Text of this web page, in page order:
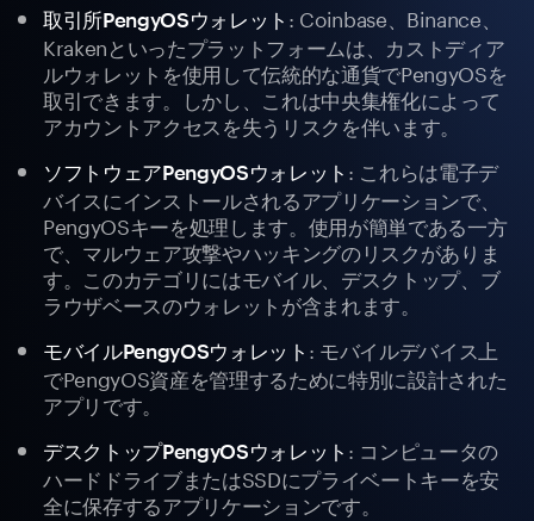
取引所PengyOSウォレット : Coinbase、Binance、
Krakenといったプラットフォームは、カストディア
ルウォレットを使用して伝統的な通貨でPengyOSを
取引できます。しかし、これは中央集権化によって
アカウントアクセスを失うリスクを伴います。
ソフトウェアPengyOSウォレット : これらは電子デ
バイスにインストールされるアプリケーションで、
PengyOSキーを処理します。使用が簡単である一方
で、マルウェア攻撃やハッキングのリスクがありま
す。このカテゴリにはモバイル、デスクトップ、ブ
ラウザベースのウォレットが含まれます。
モバイルPengyOSウォレット : モバイルデバイス上
でPengyOS資産を管理するために特別に設計された
アプリです。
デスクトップPengyOSウォレット : コンピュータの
ハードドライブまたはSSDにプライベートキーを安
全に保存するアプリケーションです。